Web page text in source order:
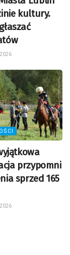
kultury.
przypomni
sprzed 165